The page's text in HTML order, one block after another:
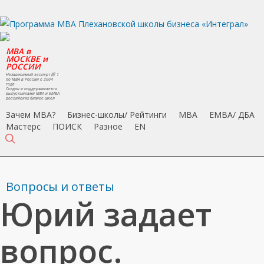
to
main
content
MBA в
МОСКВЕ и
РОССИИ
Независимый эксперт № 1
по MBA в России с 2004
года
Создан и поддерживается
выпускниками MBA и EMBA
российских бизнес-школ
Зачем MBA? Бизнес-школы/ Рейтинги MBA
EMBA/ ДБA
Мастерс
ПОИСК Разное EN
Вопросы и ответы
Юрий задает
вопрос.